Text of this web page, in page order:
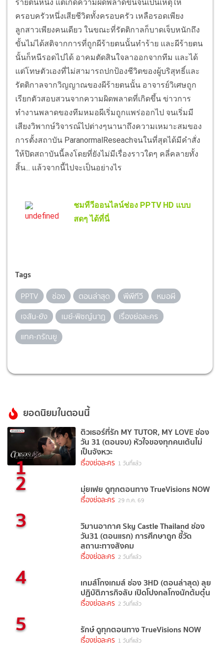
ร้ายตนหนึ่ง แต่เกิดความผิดพลาดขึ้นจนเป็นเหตุให้
ครอบครัวหนึ่งเสียชีวิตทั้งครอบครัว เหลือรอดเพียง
ลูกสาวเพียงคนเดียว ในขณะที่รัตติกาลก็บาดเจ็บหนักถึง
ขั้นไม่ได้สติจากการที่ถูกผีร้ายตนนั้นทำร้าย และผีร้ายตน
นั้นก็หนีรอดไปได้ อาคมตัดสินใจลาออกจากทีม และได้
แต่โทษตัวเองที่ไม่สามารถปกป้องชีวิตของผู้บริสุทธิ์และ
รัตติกาลจากวิญญาณของผีร้ายตนนั้น อาจารย์วิเศษถูก
เรียกตัวสอบสวนจากความผิดพลาดที่เกิดขึ้น ข่าวการ
ทำงานพลาดของทีมหมอผีเริ่มถูกแพร่ออกไป จนเริ่มมี
เสียงวิพากษ์วิจารณ์ไปต่างๆนานาถึงความเหมาะสมของ
การตั้งสถาบัน ParanormalReseachจนในที่สุดได้มีคำสั่ง
ให้ปิดสถาบันนี้ลงโดยที่ยังไม่มีเรื่องราวใดๆ คลี่คลายทั้ง
สิ้น... แล้วจากนี้ไปจะเป็นอย่างไร
ชมทีวีออนไลน์ช่อง PPTV HD แบบ
สดๆ ได้ที่นี่
Tags
PPTV ช่อง ตอนล่าสุด พีพีทีวี
หมอผี
เจสัน-ยัง
เมย์-พิชญ์นาฏ
เรื่องย่อละคร
แทค-ภรัณยู
ยอดนิยมในตอนนี้
1
ติวเธอร์ที่รัก MY TUTOR, MY LOVE ช่อง
วัน 31 (ตอนจบ) หัวใจของทุกคนเต้นไม่
เป็นจังหวะ
เรื่องย่อละคร 1 วันที่แล้ว
2 มุ่ยเฟย ดูทุกตอนทาง TrueVisions NOW
เรื่องย่อละคร 29 ก.ค. 69
3 วิมานอากาศ Sky Castle Thailand ช่อง
วัน31 (ตอนแรก) การศึกษาถูก ชี้วัด
สถานะทางสังคม
เรื่องย่อละคร 2 วันที่แล้ว
4 เกมส์โกงเกมส์ ช่อง 3HD (ตอนล่าสุด) ลุย
ปฏิบัติภารกิจลับ เปิดโปงกลโกงนักต้มตุ๋น
เรื่องย่อละคร 2 วันที่แล้ว
5 รักษ์ ดูทุกตอนทาง TrueVisions NOW
เรื่องย่อละคร 1 วันที่แล้ว